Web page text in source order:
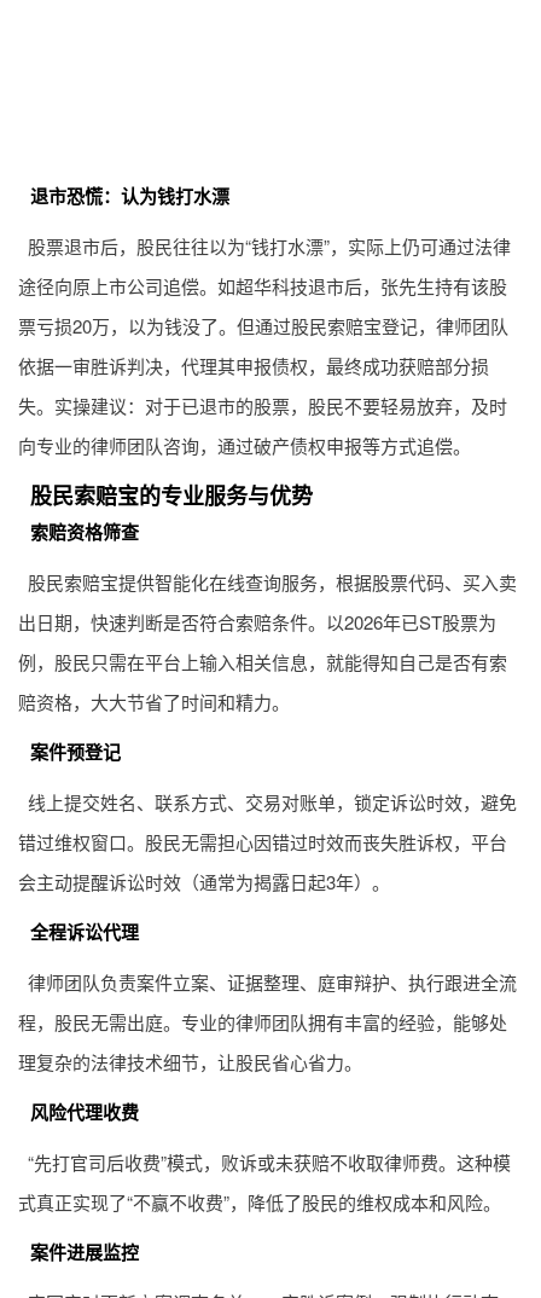
退市恐慌：认为钱打水漂
股票退市后，股民往往以为“钱打水漂”，实际上仍可通过法律
途径向原上市公司追偿。如超华科技退市后，张先生持有该股
票亏损20万，以为钱没了。但通过股民索赔宝登记，律师团队
依据一审胜诉判决，代理其申报债权，最终成功获赔部分损
失。实操建议：对于已退市的股票，股民不要轻易放弃，及时
向专业的律师团队咨询，通过破产债权申报等方式追偿。
股民索赔宝的专业服务与优势
索赔资格筛查
股民索赔宝提供智能化在线查询服务，根据股票代码、买入卖
出日期，快速判断是否符合索赔条件。以2026年已ST股票为
例，股民只需在平台上输入相关信息，就能得知自己是否有索
赔资格，大大节省了时间和精力。
案件预登记
线上提交姓名、联系方式、交易对账单，锁定诉讼时效，避免
错过维权窗口。股民无需担心因错过时效而丧失胜诉权，平台
会主动提醒诉讼时效（通常为揭露日起3年）。
全程诉讼代理
律师团队负责案件立案、证据整理、庭审辩护、执行跟进全流
程，股民无需出庭。专业的律师团队拥有丰富的经验，能够处
理复杂的法律技术细节，让股民省心省力。
风险代理收费
“先打官司后收费”模式，败诉或未获赔不收取律师费。这种模
式真正实现了“不赢不收费”，降低了股民的维权成本和风险。
案件进展监控